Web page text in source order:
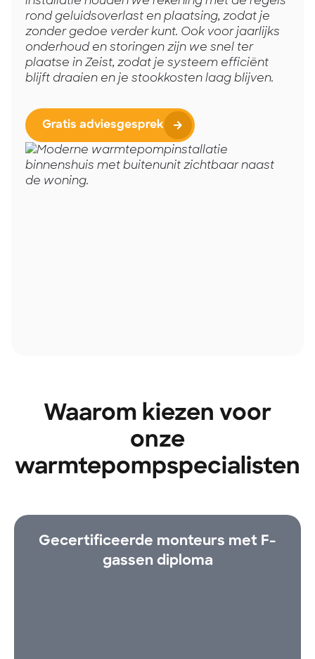
rond geluidsoverlast en plaatsing, zodat je
zonder gedoe verder kunt. Ook voor jaarlijks
onderhoud en storingen zijn we snel ter
plaatse in Zeist, zodat je systeem efficiënt
blijft draaien en je stookkosten laag blijven.
Gratis adviesgesprek
Waarom kiezen voor
onze
warmtepompspecialisten
Gecertificeerde monteurs met F-
gassen diploma